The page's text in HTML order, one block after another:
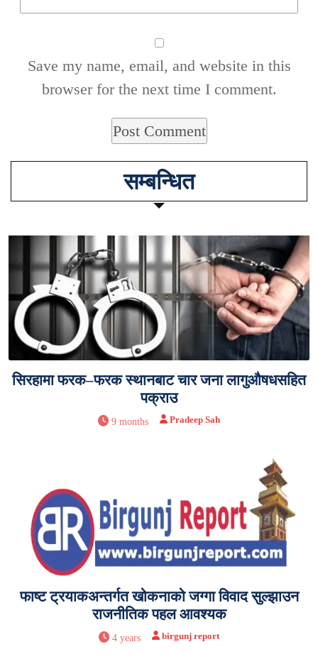
Save my name, email, and website in this
browser for the next time I comment.
सम्बन्धित
सिरहामा फरक–फरक स्थानबाट चार जना लागुऔषधसहित
पक्राउ
9 months Pradeep Sah
फाष्ट ट्रयाकअन्तर्गत खोकनाको जग्गा विवाद सुल्झाउन
राजनीतिक पहल आवश्यक
4 years birgunj report